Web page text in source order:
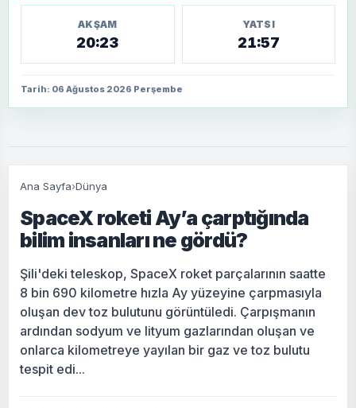
AKŞAM
20:23
YATSI
21:57
Tarih: 06 Ağustos 2026 Perşembe
Ana Sayfa›Dünya
SpaceX roketi Ay’a çarptığında
bilim insanları ne gördü?
Şili'deki teleskop, SpaceX roket parçalarının saatte
8 bin 690 kilometre hızla Ay yüzeyine çarpmasıyla
oluşan dev toz bulutunu görüntüledi. Çarpışmanın
ardından sodyum ve lityum gazlarından oluşan ve
onlarca kilometreye yayılan bir gaz ve toz bulutu
tespit edi...